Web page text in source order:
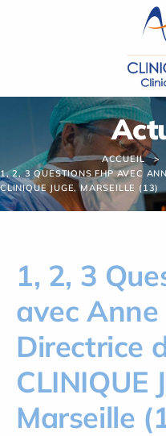
ACCUEIL
1, 2, 3 QUESTIONS FHP AVEC
CLINIQUE JUGE, MARSEILLE (13)
1, 2, 3
avec Anne
Directrice
CLINIQUE
Marseille
Panneau de gestion des